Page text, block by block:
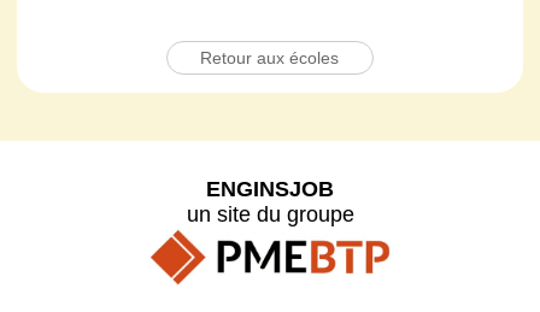
Retour aux écoles
ENGINSJOB
un site du groupe